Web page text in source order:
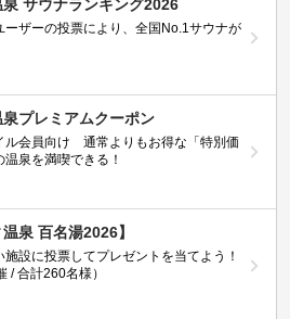
泉 サウナランキング2026
ーザーの投票により、全国No.1サウナが
プレミアムクーポン
ル会員向け 通常よりもお得な「特別価
泉を満喫できる！
温泉 百名湯2026】
施設に投票してプレゼントを当てよう！
/ 合計260名様）